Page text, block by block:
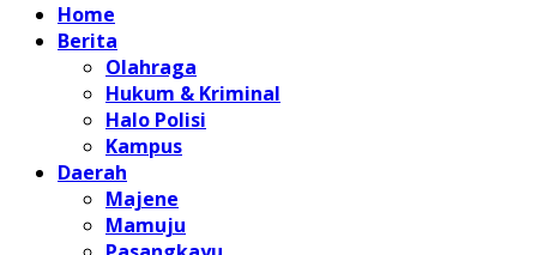
Home
Berita
Olahraga
Hukum & Kriminal
Halo Polisi
Kampus
Daerah
Majene
Mamuju